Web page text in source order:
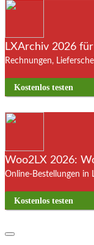
LXArchiv 2026
Rechnungen,
Kostenlos testen
Woo2LX 2026:
Online-Bestellungen in
Kostenlos testen